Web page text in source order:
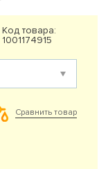
Код товара:
1001174915
Сравнить товар